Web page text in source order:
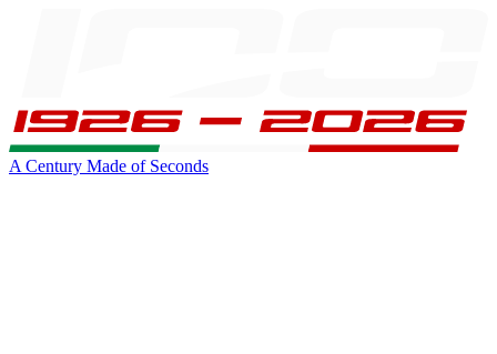
A Century Made of Seconds